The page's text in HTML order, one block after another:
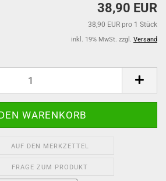
38,90 EUR
38,90 EUR pro 1 Stück
inkl. 19% MwSt. zzgl. Versand
AUF DEN MERKZETTEL
FRAGE ZUM PRODUKT